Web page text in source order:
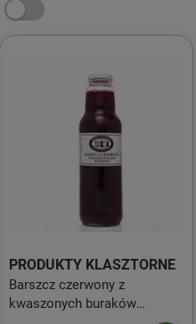
PRODUKTY KLASZTORNE
Barszcz czerwony z
kwaszonych buraków